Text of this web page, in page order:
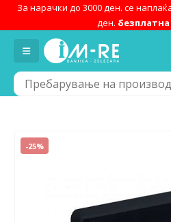
За нарачки до 3000 ден. се
ден. безплатна
-25%